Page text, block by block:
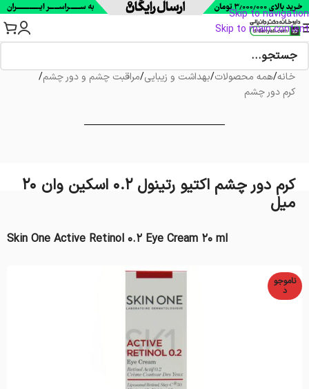
Skip to navigation
Skip to main content
خانه/همه محصولات/بهداشت و زیبایی/مراقبت چشم و دور چشم/
کرم دور چشم
کرم دور چشم اکتیو رتینول 0.2 اسکین وان 20
میل
Skin One Active Retinol 0.2 Eye Cream 20 ml
ناموجو
د